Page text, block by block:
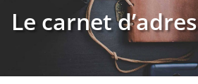
Le carnet